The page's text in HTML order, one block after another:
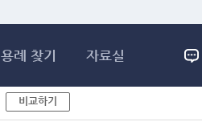
용례 찾기 자료실
비교하기